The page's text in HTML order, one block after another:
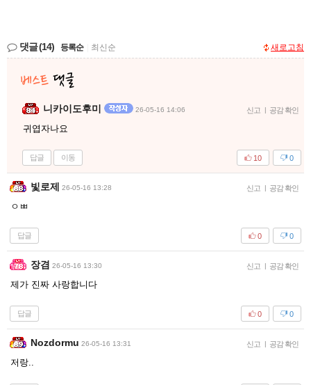
댓글(14) 등록순 최신순 새로고침
니카이도후미 26-05-16 14:06 신고 | 공감 확인
귀엽자나요
답글 이동 0
10
빛로제 26-05-16 13:28 신고 | 공감 확인
ㅇㅃ
답글 0
0
장겸 26-05-16 13:30 신고 | 공감 확인
제가 진짜 사랑합니다
답글 0
0
Nozdormu 26-05-16 13:31 신고 | 공감 확인
저랑..